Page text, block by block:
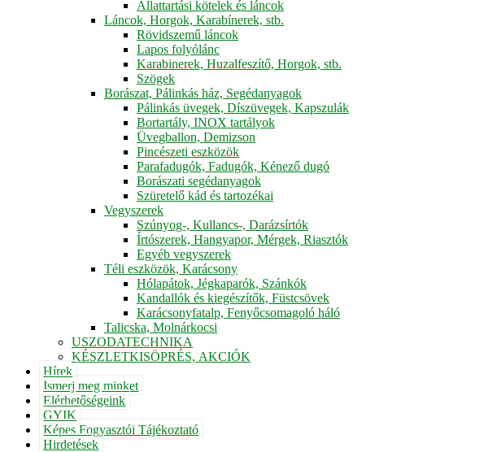
Állattartási kötelek és láncok
Láncok, Horgok, Karabínerek, stb.
Rövidszemű láncok
Lapos folyólánc
Karabinerek, Huzalfeszítő, Horgok, stb.
Szögek
Borászat, Pálinkás ház, Segédanyagok
Pálinkás üvegek, Díszüvegek, Kapszulák
Bortartály, INOX tartályok
Üvegballon, Demizson
Pincészeti eszközök
Parafadugók, Fadugók, Kénező dugó
Borászati segédanyagok
Szüretelő kád és tartozékai
Vegyszerek
Szúnyog-, Kullancs-, Darázsírtók
Írtószerek, Hangyapor, Mérgek, Riasztók
Egyéb vegyszerek
Téli eszközök, Karácsony
Hólapátok, Jégkaparók, Szánkók
Kandallók és kiegészítők, Füstcsövek
Karácsonyfatalp, Fenyőcsomagoló háló
Talicska, Molnárkocsi
USZODATECHNIKA
KÉSZLETKISÖPRÉS, AKCIÓK
Hírek
Ismerj meg minket
Elérhetőségeink
GYIK
Képes Fogyasztói Tájékoztató
Hirdetések